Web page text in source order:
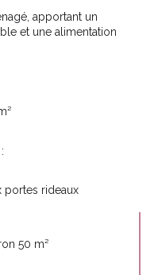
apportant un
et une alimentation
portes rideaux
50 m²